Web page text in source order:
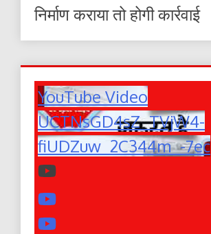
निर्माण कराया तो होगी कार्रवाई
YouTube Video
UCTNsGD4sZ_TVjW4-
fiUDZuw_2C344m_-7ec